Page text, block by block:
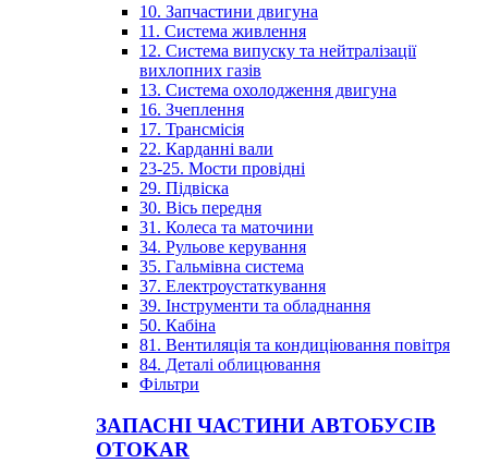
10. Запчастини двигуна
11. Система живлення
12. Система випуску та нейтралізації
вихлопних газів
13. Система охолодження двигуна
16. Зчеплення
17. Трансмісія
22. Карданні вали
23-25. Мости провідні
29. Підвіска
30. Вісь передня
31. Колеса та маточини
34. Рульове керування
35. Гальмівна система
37. Електроустаткування
39. Інструменти та обладнання
50. Кабіна
81. Вентиляція та кондиціювання повітря
84. Деталі облицювання
Фільтри
ЗАПАСНІ ЧАСТИНИ АВТОБУСІВ
OTOKAR